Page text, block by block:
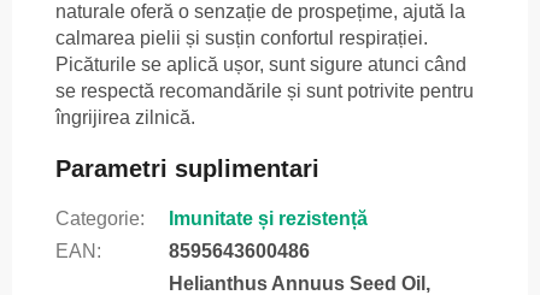
naturale oferă o senzație de prospețime, ajută la
calmarea pielii și susțin confortul respirației.
Picăturile se aplică ușor, sunt sigure atunci când
se respectă recomandările și sunt potrivite pentru
îngrijirea zilnică.
Parametri suplimentari
Categorie:
Imunitate și rezistență
EAN : 8595643600486
Helianthus Annuus Seed Oil,